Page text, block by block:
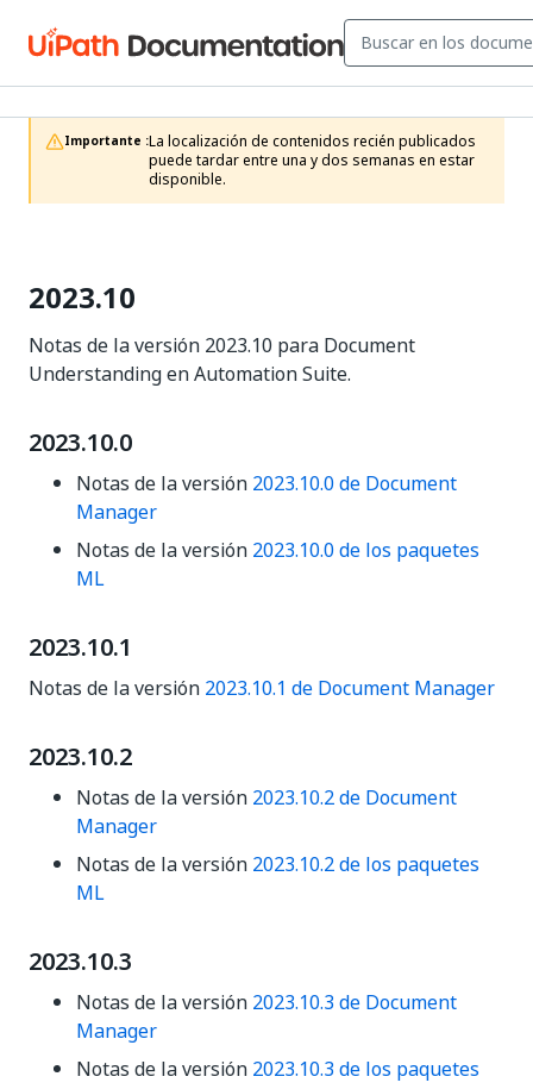
Importante :La localización de contenidos recién publicados
puede tardar entre una y dos semanas en estar
disponible.
2023.10
Notas de la versión 2023.10 para Document
Understanding en Automation Suite.
2023.10.0
Notas de la versión 2023.10.0 de Document
Manager
Notas de la versión 2023.10.0 de los paquetes
ML
2023.10.1
Notas de la versión 2023.10.1 de Document Manager
2023.10.2
Notas de la versión 2023.10.2 de Document
Manager
Notas de la versión 2023.10.2 de los paquetes
ML
2023.10.3
Notas de la versión 2023.10.3 de Document
Manager
Notas de la versión 2023.10.3 de los paquetes